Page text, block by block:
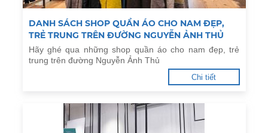
DANH SÁCH SHOP QUẦN ÁO CHO NAM ĐẸP,
TRẺ TRUNG TRÊN ĐƯỜNG NGUYỄN ẢNH THỦ
Hãy ghé qua những shop quần áo cho nam đẹp, trẻ
trung trên đường Nguyễn Ảnh Thủ
Chi tiết